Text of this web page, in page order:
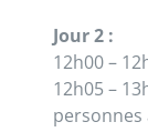
Jour 2 :
12h00 –
12h05 –
personnes